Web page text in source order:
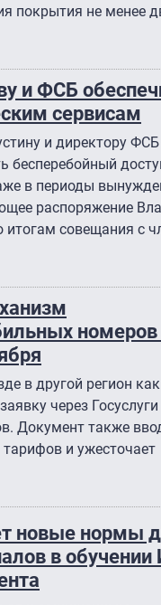
покрытия не менее
и ФСБ
сервисам
и директору ФСБ
бесперебойный
в периоды
распоряжение
итогам совещания с
в другой регион как
через
Документ также
и ужесточает
новые нормы
в обучении